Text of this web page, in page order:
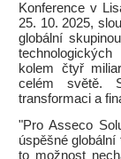
Konference v
25. 10. 2025,
globální
kolem čtyř
celém světě.
transformaci a
"Pro Asseco
úspěšné
to možnost